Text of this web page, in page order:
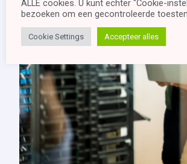
ALLE cookies. U kunt echter "Cookie-
bezoeken om een ​​gecontroleerde
Cookie Settings Accepteer alles